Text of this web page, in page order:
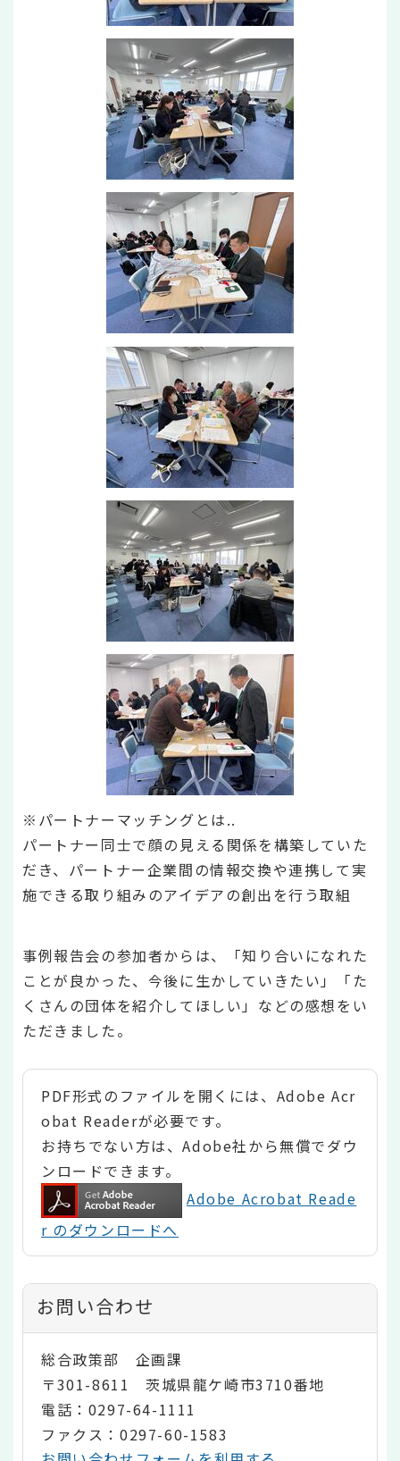
※パートナーマッチングとは..
パートナー同士で顔の見える関係を構築していた
だき、パートナー企業間の情報交換や連携して実
施できる取り組みのアイデアの創出を行う取組
事例報告会の参加者からは、「知り合いになれた
ことが良かった、今後に生かしていきたい」「た
くさんの団体を紹介してほしい」などの感想をい
ただきました。
PDF形式のファイルを開くには、Adobe Acr
obat Readerが必要です。
お持ちでない方は、Adobe社から無償でダウ
ンロードできます。
Adobe Acrobat Reade
r のダウンロードへ
お問い合わせ
総合政策部 企画課
〒301-8611 茨城県龍ケ崎市3710番地
電話：0297-64-1111
ファクス：0297-60-1583